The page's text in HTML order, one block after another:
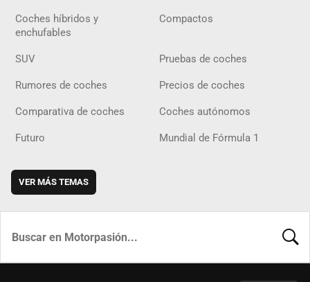
Coches híbridos y
enchufables
Compactos
SUV Pruebas de coches
Rumores de coches Precios de coches
Comparativa de coches Coches autónomos
Futuro Mundial de Fórmula 1
VER MÁS TEMAS